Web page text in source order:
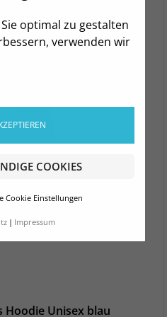
optimal zu gestalten
verwenden wir
COOKIES
Cookie Einstellungen
Impressum
Hoodie Unisex blau